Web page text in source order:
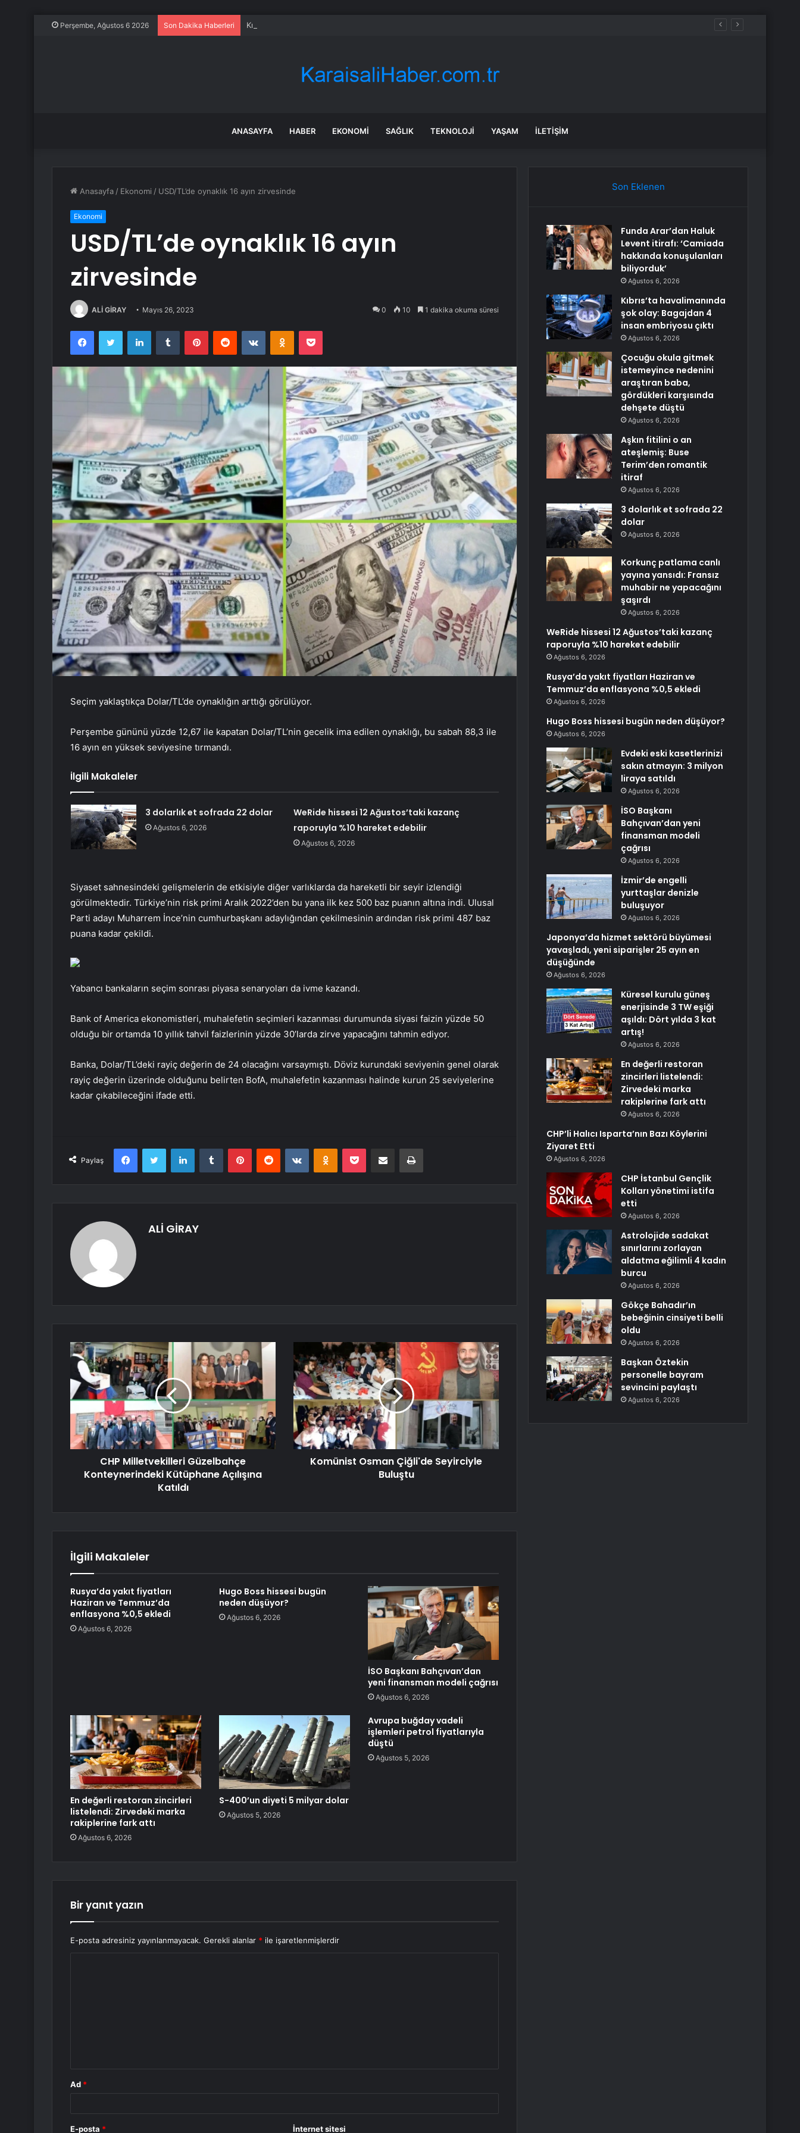
Perşembe, Ağustos 6 2026 Son Dakika Haberleri Kıbrıs’ta havalimanında şok olay: Bagajdan 4 insan embriyosu çıktı
ANASAYFA HABER EKONOMI SAĞLIK TEKNOLOJI YAŞAM İLETIŞIM
Anasayfa / Ekonomi / USD/TL’de oynaklık 16 ayın zirvesinde
Ekonomi
USD/TL’de oynaklık 16 ayın
zirvesinde
ALİ GİRAY Mayıs 26, 2023 0 10 1 dakika okuma süresi
FacebookTwitter LinkedInTumblr PinterestReddit VKontakteOdnoklassniki
Pocket
Seçim yaklaştıkça Dolar/TL’de oynaklığın arttığı görülüyor.
Perşembe gününü yüzde 12,67 ile kapatan Dolar/TL’nin gecelik ima edilen oynaklığı, bu sabah 88,3 ile
16 ayın en yüksek seviyesine tırmandı.
İlgili Makaleler
3 dolarlık et sofrada 22 dolar
Ağustos 6, 2026
WeRide hissesi 12 Ağustos’taki kazanç
raporuyla %10 hareket edebilir
Ağustos 6, 2026
Siyaset sahnesindeki gelişmelerin de etkisiyle diğer varlıklarda da hareketli bir seyir izlendiği
görülmektedir. Türkiye’nin risk primi Aralık 2022’den bu yana ilk kez 500 baz puanın altına indi. Ulusal
Parti adayı Muharrem İnce’nin cumhurbaşkanı adaylığından çekilmesinin ardından risk primi 487 baz
puana kadar çekildi.
Yabancı bankaların seçim sonrası piyasa senaryoları da ivme kazandı.
Bank of America ekonomistleri, muhalefetin seçimleri kazanması durumunda siyasi faizin yüzde 50
olduğu bir ortamda 10 yıllık tahvil faizlerinin yüzde 30’larda zirve yapacağını tahmin ediyor.
Banka, Dolar/TL’deki rayiç değerin de 24 olacağını varsaymıştı. Döviz kurundaki seviyenin genel olarak
rayiç değerin üzerinde olduğunu belirten BofA, muhalefetin kazanması halinde kurun 25 seviyelerine
kadar çıkabileceğini ifade etti.
Paylaş
FacebookTwitter LinkedInTumblr PinterestReddit VKontakteOdnoklassniki
Pocket E-Posta ile paylaş Yazdır
ALİ GİRAY
CHP Milletvekilleri Güzelbahçe
Konteynerindeki Kütüphane Açılışına
Katıldı
Komünist Osman Çiğli'de Seyirciyle
Buluştu
İlgili Makaleler
Rusya’da yakıt fiyatları
Haziran ve Temmuz’da
enflasyona %0,5 ekledi
Ağustos 6, 2026
Hugo Boss hissesi bugün
neden düşüyor?
Ağustos 6, 2026
İSO Başkanı Bahçıvan’dan
yeni finansman modeli çağrısı
Ağustos 6, 2026
En değerli restoran zincirleri
listelendi: Zirvedeki marka
rakiplerine fark attı
Ağustos 6, 2026
S-400’un diyeti 5 milyar dolar
Ağustos 5, 2026
Avrupa buğday vadeli
işlemleri petrol fiyatlarıyla
düştü
Ağustos 5, 2026
Bir yanıt yazın
E-posta adresiniz yayınlanmayacak. Gerekli alanlar * ile işaretlenmişlerdir
Ad *
E-posta * İnternet sitesi
Son Eklenen
Funda Arar’dan Haluk
Levent itirafı: ‘Camiada
hakkında konuşulanları
biliyorduk’
Ağustos 6, 2026
Kıbrıs’ta havalimanında
şok olay: Bagajdan 4
insan embriyosu çıktı
Ağustos 6, 2026
Çocuğu okula gitmek
istemeyince nedenini
araştıran baba,
gördükleri karşısında
dehşete düştü
Ağustos 6, 2026
Aşkın fitilini o an
ateşlemiş: Buse
Terim’den romantik
itiraf
Ağustos 6, 2026
3 dolarlık et sofrada 22
dolar
Ağustos 6, 2026
Korkunç patlama canlı
yayına yansıdı: Fransız
muhabir ne yapacağını
şaşırdı
Ağustos 6, 2026
WeRide hissesi 12 Ağustos’taki kazanç
raporuyla %10 hareket edebilir
Ağustos 6, 2026
Rusya’da yakıt fiyatları Haziran ve
Temmuz’da enflasyona %0,5 ekledi
Ağustos 6, 2026
Hugo Boss hissesi bugün neden düşüyor?
Ağustos 6, 2026
Evdeki eski kasetlerinizi
sakın atmayın: 3 milyon
liraya satıldı
Ağustos 6, 2026
İSO Başkanı
Bahçıvan’dan yeni
finansman modeli
çağrısı
Ağustos 6, 2026
İzmir’de engelli
yurttaşlar denizle
buluşuyor
Ağustos 6, 2026
Japonya’da hizmet sektörü büyümesi
yavaşladı, yeni siparişler 25 ayın en
düşüğünde
Ağustos 6, 2026
Küresel kurulu güneş
enerjisinde 3 TW eşiği
aşıldı: Dört yılda 3 kat
artış!
Ağustos 6, 2026
En değerli restoran
zincirleri listelendi:
Zirvedeki marka
rakiplerine fark attı
Ağustos 6, 2026
CHP’li Halıcı Isparta’nın Bazı Köylerini
Ziyaret Etti
Ağustos 6, 2026
CHP İstanbul Gençlik
Kolları yönetimi istifa
etti
Ağustos 6, 2026
Astrolojide sadakat
sınırlarını zorlayan
aldatma eğilimli 4 kadın
burcu
Ağustos 6, 2026
Gökçe Bahadır’ın
bebeğinin cinsiyeti belli
oldu
Ağustos 6, 2026
Başkan Öztekin
personelle bayram
sevincini paylaştı
Ağustos 6, 2026